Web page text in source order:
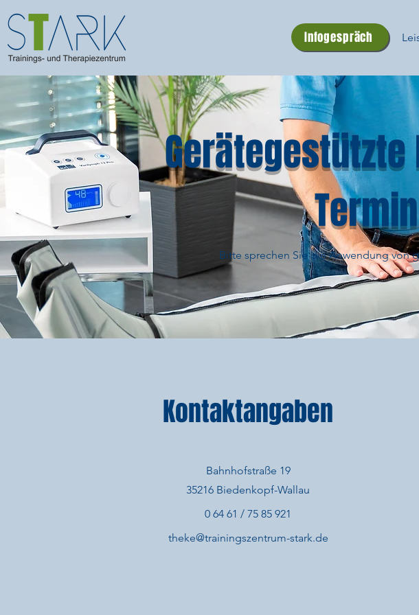
Infogespräch
Bitte sprechen Sie die Anwendung von
Kontaktangaben
Bahnhofstraße 19
35216 Biedenkopf-Wallau
0 64 61 / 75 85 921
theke@trainingszentrum-stark.de